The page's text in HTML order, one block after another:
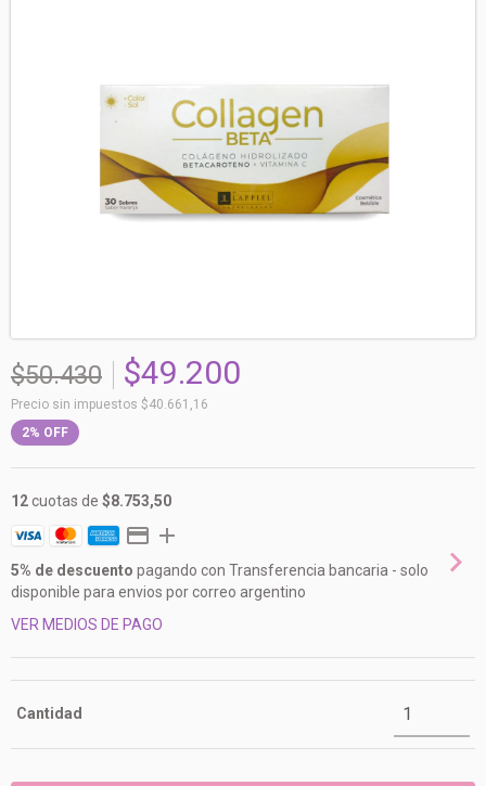
$50.430 $49.200
Precio sin impuestos $40.661,16
2% OFF
12cuotas de $8.753,50
5% de descuento pagando con Transferencia bancaria - solo
disponible para envios por correo argentino
VER MEDIOS DE PAGO
Cantidad